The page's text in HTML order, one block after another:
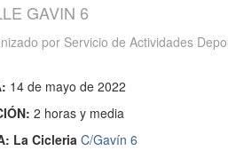
GAVIN 6
por Servicio de Actividades
14 de mayo de 2022
2 horas y media
La Cicleria C/Gavín 6